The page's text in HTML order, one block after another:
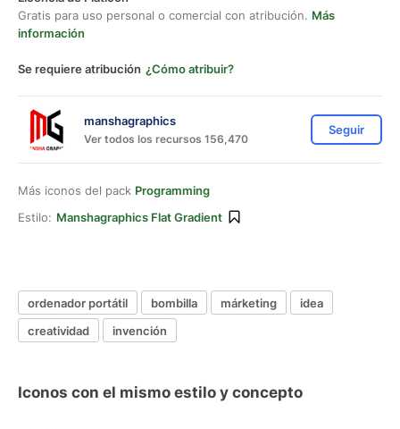
Gratis para uso personal o comercial con atribución. Más
información
Se requiere atribución ¿Cómo atribuir?
manshagraphics
Ver todos los recursos 156,470
Seguir
Más iconos del pack Programming
Estilo: Manshagraphics Flat Gradient
ordenador portátil bombilla márketing
idea
creatividad
invención
Iconos con el mismo estilo y concepto